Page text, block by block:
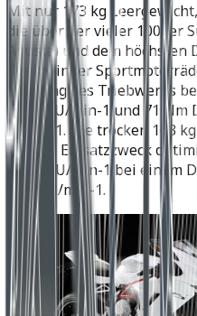
Mit nur 173 kg
die über der vieler 1000er
Agusta) und dem
Dreizylinder
Leistung des Triebwerks
14.500 U/min-1 und 71 Nm
U/min-1. Die trocken 163
für den Einsatzzweck
12,600 U/min-1 bei einem
8,600 U/min-1.